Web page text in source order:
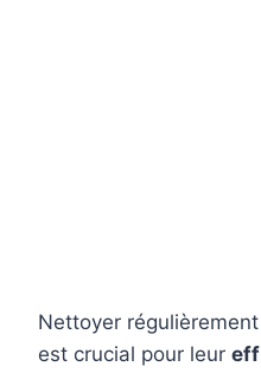
Nettoyer
est crucial pour leur